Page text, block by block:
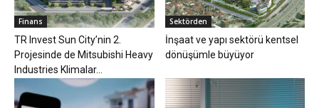
Finans
TR Invest Sun City’nin 2.
Projesinde de Mitsubishi Heavy
Industries Klimalar...
Sektörden
İnşaat ve yapı sektörü kentsel
dönüşümle büyüyor